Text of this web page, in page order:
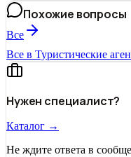
Похожие вопросы
Все
Все в Туристические
Нужен специалист?
Каталог →
Не ждите ответа в